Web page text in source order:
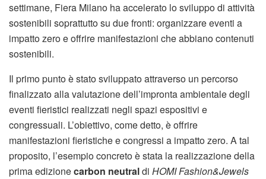
settimane, Fiera Milano ha accelerato lo sviluppo di attività
sostenibili soprattutto su due fronti: organizzare eventi a
impatto zero e offrire manifestazioni che abbiano contenuti
sostenibili.
Il primo punto è stato sviluppato attraverso un percorso
finalizzato alla valutazione dell’impronta ambientale degli
eventi fieristici realizzati negli spazi espositivi e
congressuali. L’obiettivo, come detto, è offrire
manifestazioni fieristiche e congressi a impatto zero. A tal
proposito, l’esempio concreto è stata la realizzazione della
prima edizionecarbon neutraldi HOMI Fashion&Jewels